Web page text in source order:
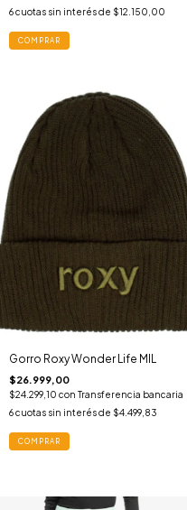
6cuotas sin interés de $12.150,00
COMPRAR
Gorro Roxy Wonder Life MIL
$26.999,00
$24.299,10 con Transferencia bancaria
6cuotas sin interés de $4.499,83
COMPRAR